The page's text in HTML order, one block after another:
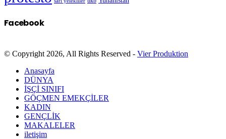
Facebook
© Copyright 2026, All Rights Reserved - Vier Produktion
Anasayfa
DÜNYA
İŞÇİ SINIFI
GÖÇMEN EMEKÇİLER
KADIN
GENÇLİK
MAKALELER
iletişim